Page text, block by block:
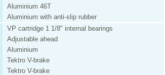
Aluminium 46T
Aluminium with anti-slip rubber
VP cartridge 1 1/8" internal bearings
Adjustable ahead
Aluminium
Tektro V-brake
Tektro V-brake